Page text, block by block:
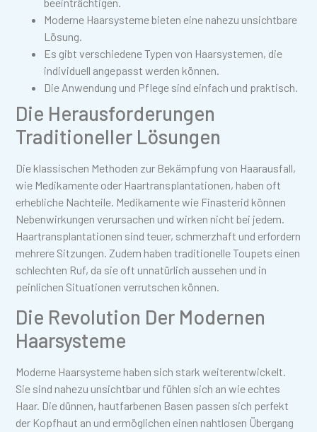
Moderne Haarsysteme bieten eine nahezu unsichtbare
Lösung.
Es gibt verschiedene Typen von Haarsystemen, die
individuell angepasst werden können.
Die Anwendung und Pflege sind einfach und praktisch.
Die Herausforderungen
Traditioneller Lösungen
Die klassischen Methoden zur Bekämpfung von Haarausfall,
wie Medikamente oder Haartransplantationen, haben oft
erhebliche Nachteile. Medikamente wie Finasterid können
Nebenwirkungen verursachen und wirken nicht bei jedem.
Haartransplantationen sind teuer, schmerzhaft und erfordern
mehrere Sitzungen. Zudem haben traditionelle Toupets einen
schlechten Ruf, da sie oft unnatürlich aussehen und in
peinlichen Situationen verrutschen können.
Die Revolution Der Modernen
Haarsysteme
Moderne Haarsysteme haben sich stark weiterentwickelt.
Sie sind nahezu unsichtbar und fühlen sich an wie echtes
Haar. Die dünnen, hautfarbenen Basen passen sich perfekt
der Kopfhaut an und ermöglichen einen nahtlosen Übergang